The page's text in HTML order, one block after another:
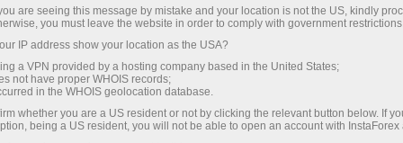
are seeing this message by mistake and your location is not the US, kindly
you must leave the website in order to comply with government
IP address show your location as the USA?
a VPN provided by a hosting company based in the United States;
not have proper WHOIS records;
in the WHOIS geolocation database.
whether you are a US resident or not by clicking the relevant button below. If
being a US resident, you will not be able to open an account with InstaForex